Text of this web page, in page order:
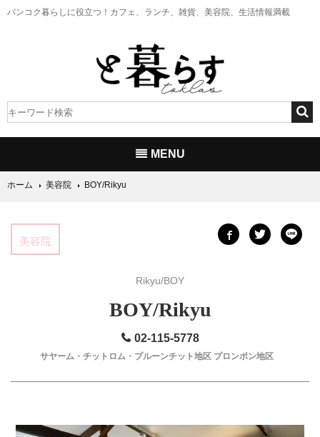
バンコク暮らしに役立つ！ カフェ、ランチ、雑貨、美容院、生活情報満載
MENU
ホーム 美容院 BOY/Rikyu
美容院
Rikyu/BOY
BOY/Rikyu
02-115-5778
サヤーム・チットロム・プルーンチット地区 プロンポン地区